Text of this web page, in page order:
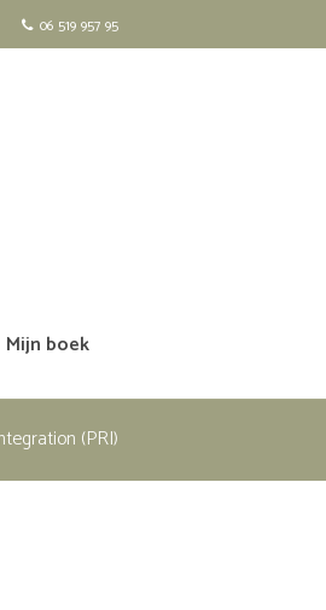
06 519 957 95
Mijn boek
(PRI)